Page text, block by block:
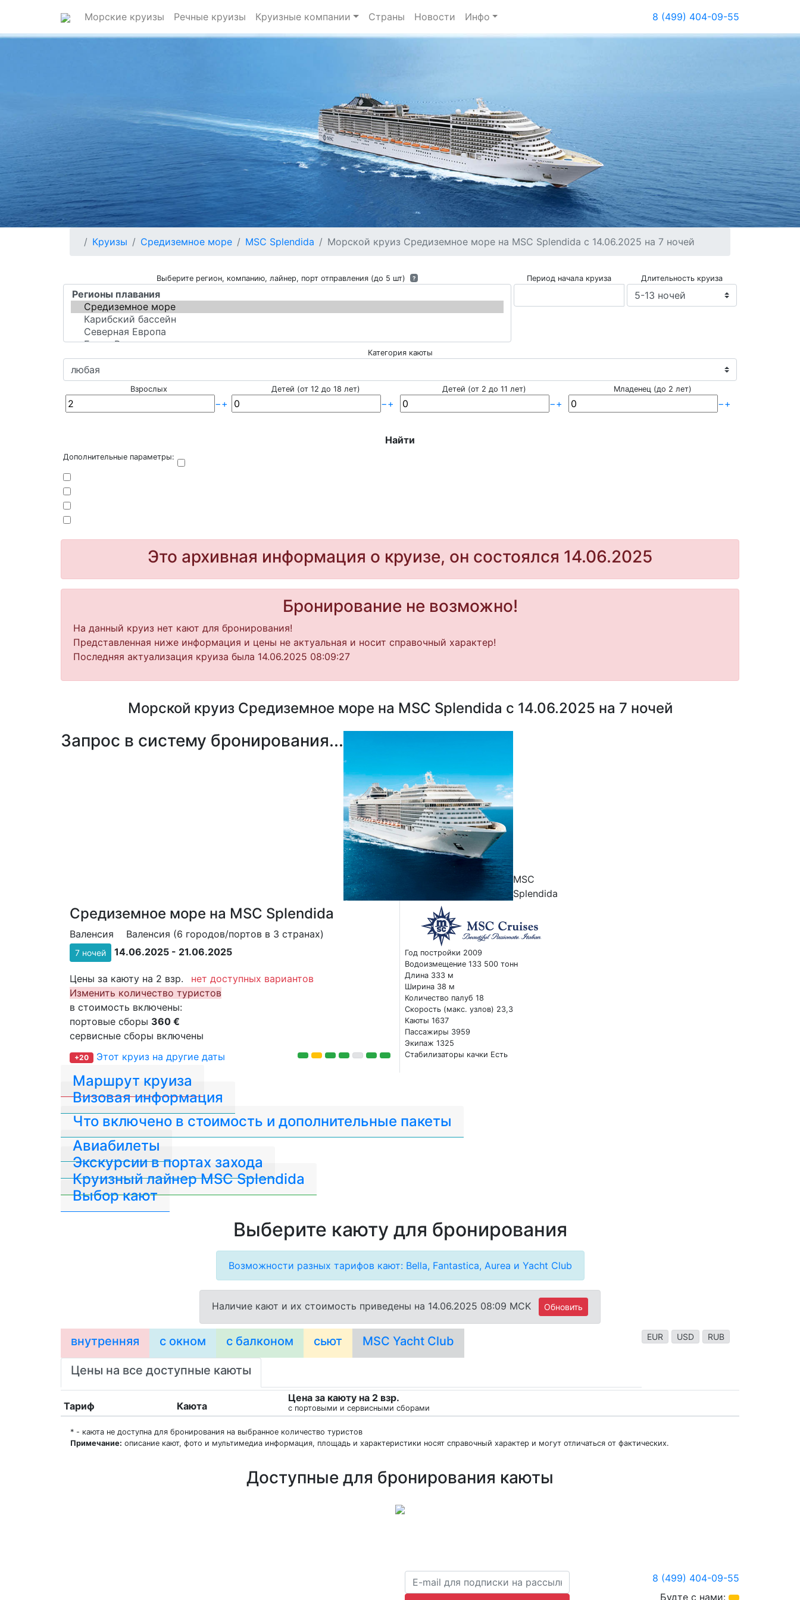
Морские круизы Речные круизы Круизные компании Страны Новости Инфо 8 (499) 404-09-55
Круизы Средиземное море MSC Splendida Морской круиз Средиземное море на MSC Splendida с 14.06.2025 на 7 ночей
Выберите регион, компанию, лайнер, порт отправления (до 5 шт) ? Период начала круиза Длительность круиза
Категория каюты
Взрослых
−+
Детей (от 12 до 18 лет)
−+
Детей (от 2 до 11 лет)
−+
Младенец (до 2 лет)
−+
Найти
Дополнительные параметры:
Это архивная информация о круизе, он состоялся 14.06.2025
Бронирование не возможно!
На данный круиз нет кают для бронирования!
Представленная ниже информация и цены не актуальная и носит справочный характер!
Последняя актуализация круиза была 14.06.2025 08:09:27
Морской круиз Средиземное море на MSC Splendida с 14.06.2025 на 7 ночей
MSC
Splendida
Средиземное море на MSC Splendida
Валенсия Валенсия (6 городов/портов в 3 странах)
7 ночей 14.06.2025 - 21.06.2025
Цены за каюту на 2 взр.
нет доступных вариантов
Изменить количество туристов
в стоимость включены:
портовые сборы 360 €
сервисные сборы включены
+20 Этот круиз на другие даты
Год постройки 2009
Водоизмещение 133 500 тонн
Длина 333 м
Ширина 38 м
Количество палуб 18
Скорость (макс. узлов) 23,3
Каюты 1637
Пассажиры 3959
Экипаж 1325
Стабилизаторы качки Есть
Запрос в систему бронирования...
Маршрут круиза
Визовая информация
Авиабилеты
Что включено в стоимость и дополнительные пакеты
Экскурсии в портах захода
Круизный лайнер MSC Splendida
Выбор кают
Выберите каюту для бронирования
Возможности разных тарифов кают: Bella, Fantastica, Aurea и Yacht Club
Наличие кают и их стоимость приведены на 14.06.2025 08:09 MCK Обновить
EUR USD RUB
внутренняя с окном с балконом сьют MSC Yacht Club
Цены на все доступные каюты
Тариф Каюта
Цена за каюту на 2 взр.
с портовыми и сервисными сборами
* - каюта не доступна для бронирования на выбранное количество туристов
Примечание: описание кают, фото и мультимедиа информация, площадь и характеристики носят справочный характер и могут отличаться от фактических.
Доступные для бронирования каюты
8 (499) 404-09-55
Будте с нами: